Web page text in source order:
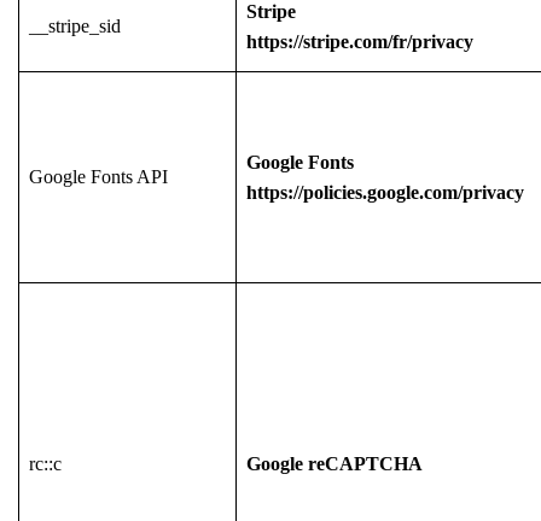
__stripe_sid
Stripe
https://stripe.com/fr/privacy
Google Fonts API
Google Fonts
https://policies.google.com/privacy
rc::c Google reCAPTCHA